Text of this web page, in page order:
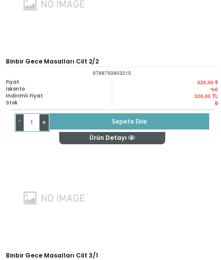
Binbir Gece Masalları Cilt 2/2
9789750803215
Fiyat : 320,00 ₺
İskonto : %0
İndirimli Fiyat : 320,00 TL
Stok : 0
- +
Sepete Ekle
Ürün Detayı
Binbir Gece Masalları Cilt 3/1